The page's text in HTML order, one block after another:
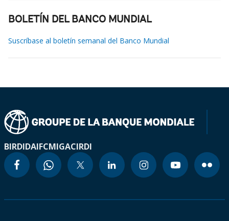
BOLETÍN DEL BANCO MUNDIAL
Suscríbase al boletín semanal del Banco Mundial
BIRDIDAIFCMIGACIRDI